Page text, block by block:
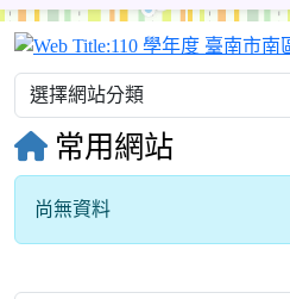
常用網站
尚無資料